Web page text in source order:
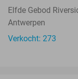
Elfde Gebod
Antwerpen
Verkocht: 273